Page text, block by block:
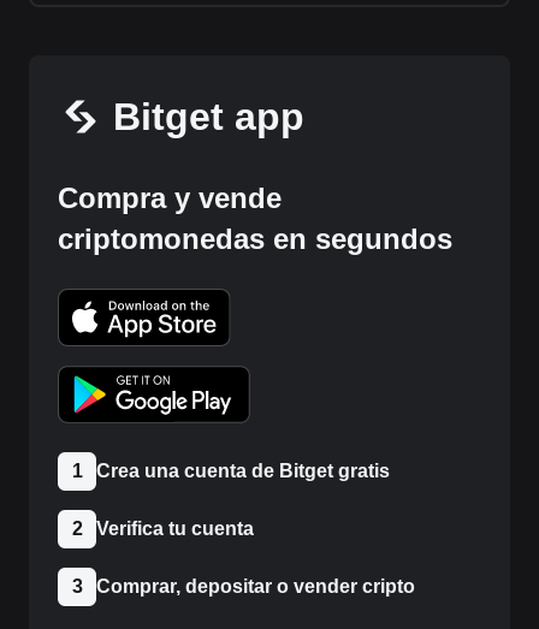
Bitget app
Compra y vende
criptomonedas en segundos
1 Crea una cuenta de Bitget gratis
2 Verifica tu cuenta
3 Comprar, depositar o vender cripto